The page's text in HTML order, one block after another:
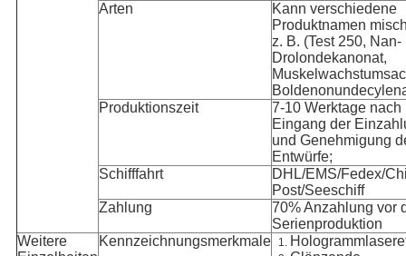
Arten
Kann verschiedene
Produktnamen
z. B. (Test 250, Nan-
Drolondekanonat,
Produktionszeit
7-10 Werktage nach
Eingang der
und Genehmigung
Entwürfe;
Schifffahrt
DHL/EMS/Fedex/
Post/Seeschiff
Zahlung
70% Anzahlung vor
Serienproduktion
Weitere
Kennzeichnungsmerkmale